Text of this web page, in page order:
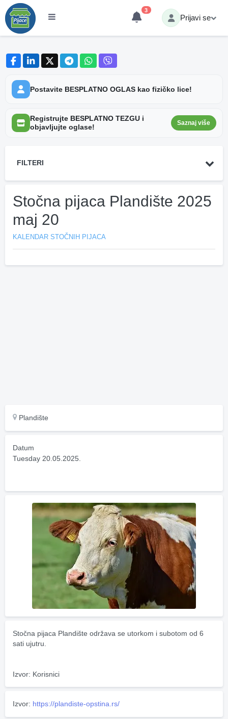
3
Prijavi se
Postavite BESPLATNO OGLAS kao fizičko lice!
Registrujte BESPLATNO TEZGU i
objavljujte oglase!
Saznaj više
FILTERI
Stočna pijaca Plandište 2025
maj 20
KALENDAR STOČNIH PIJACA
Plandište
Datum
Tuesday 20.05.2025.
Stočna pijaca Plandište održava se utorkom i subotom od 6
sati ujutru.
Izvor: Korisnici
Izvor: https://plandiste-opstina.rs/